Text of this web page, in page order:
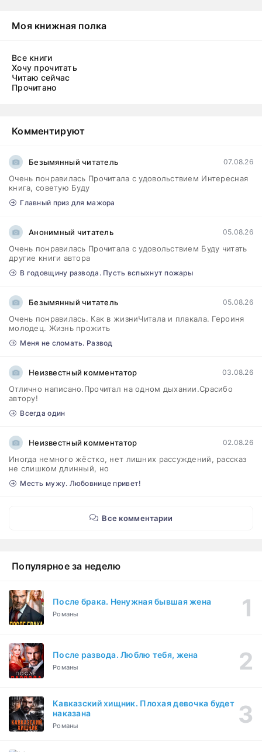
Моя книжная полка
Все книги
Хочу прочитать
Читаю сейчас
Прочитано
Комментируют
Безымянный читатель 07.08.26
Очень понравилась Прочитала с удовольствием Интересная
книга, советую Буду
Главный приз для мажора
Анонимный читатель 05.08.26
Очень понравилась Прочитала с удовольствием Буду читать
другие книги автора
В годовщину развода. Пусть вспыхнут пожары
Безымянный читатель 05.08.26
Очень понравилась. Как в жизниЧитала и плакала. Героиня
молодец. Жизнь прожить
Меня не сломать. Развод
Неизвестный комментатор 03.08.26
Отлично написано.Прочитал на одном дыхании.Срасибо
автору!
Всегда один
Неизвестный комментатор 02.08.26
Иногда немного жёстко, нет лишних рассуждений, рассказ
не слишком длинный, но
Месть мужу. Любовнице привет!
Все комментарии
Популярное за неделю
После брака. Ненужная бывшая жена
Романы
После развода. Люблю тебя, жена
Романы
Кавказский хищник. Плохая девочка будет
наказана
Романы